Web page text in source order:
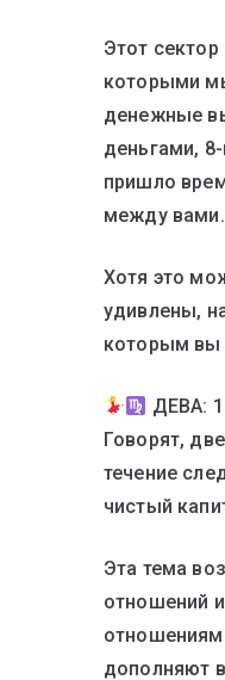
Этот
которыми
денежные
деньгами,
пришло
между вами.
Хотя это
удивлены,
которым вы
ДЕВА:
Говорят,
течение
чистый
Эта тема
отношений
дополняют